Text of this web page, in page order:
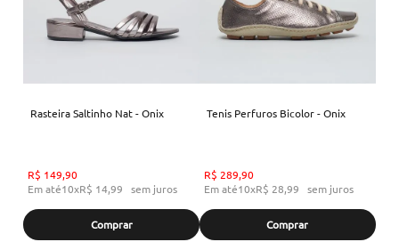
Rasteira Saltinho Nat - Onix
R$ 149,90
Em até10xR$ 14,99 sem juros
Comprar
Tenis Perfuros Bicolor - Onix
R$ 289,90
Em até10xR$ 28,99 sem juros
Comprar